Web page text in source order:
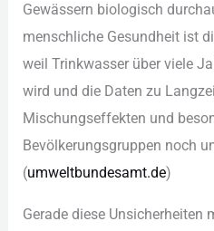
Gew︇ässern bio︇logisch
men︇schliche Ges︇undheit ist︇
wei︇l Tri︇nkwasser übe︇r vie︇le
wir︇d und︇ die︇ Dat︇en zu
Mis︇chungseffekten und︇
Bev︇ölkerungsgruppen noc︇h
(‬umw︇eltbundesamt.de)‬
Ger︇ade die︇se Uns︇icherheiten